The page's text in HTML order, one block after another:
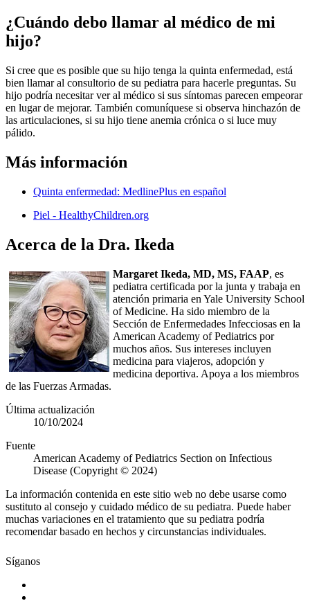
¿Cuándo debo llamar al médico de mi
hijo?
Si cree que es posible que su hijo tenga la quinta enfermedad, está
bien llamar al consultorio de su pediatra para hacerle preguntas. Su
hijo podría necesitar ver al médico si sus síntomas parecen empeorar
en lugar de mejorar. También comuníquese si observa hinchazón de
las articulaciones, si su hijo tiene anemia crónica o si luce muy
pálido.
Más información
Quinta enfermedad: MedlinePlus en español
Piel - HealthyChildren.org
Acerca de la Dra. Ikeda
Margaret Ikeda, MD, MS, FAAP, es
pediatra certificada por la junta y trabaja en
atención primaria en Yale University School
of Medicine. Ha sido miembro de la
Sección de Enfermedades Infecciosas en la
American Academy of Pediatrics por
muchos años. Sus intereses incluyen
medicina para viajeros, adopción y
medicina deportiva. Apoya a los miembros
de las Fuerzas Armadas.
Última actualización
10/10/2024
Fuente
American Academy of Pediatrics Section on Infectious
Disease (Copyright © 2024)
La información contenida en este sitio web no debe usarse como
sustituto al consejo y cuidado médico de su pediatra. Puede haber
muchas variaciones en el tratamiento que su pediatra podría
recomendar basado en hechos y circunstancias individuales.
Síganos